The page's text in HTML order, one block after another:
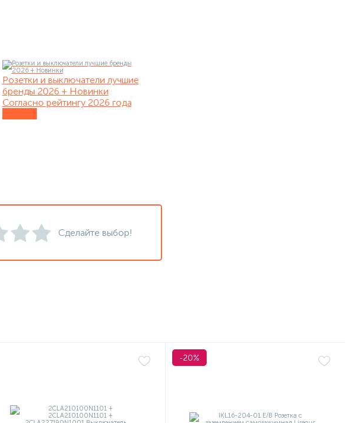
Розетки и выключатели лучшие
бренды 2026 + Новинки
Согласно рейтингу 2026 года
Сделайте выбор!
-20%